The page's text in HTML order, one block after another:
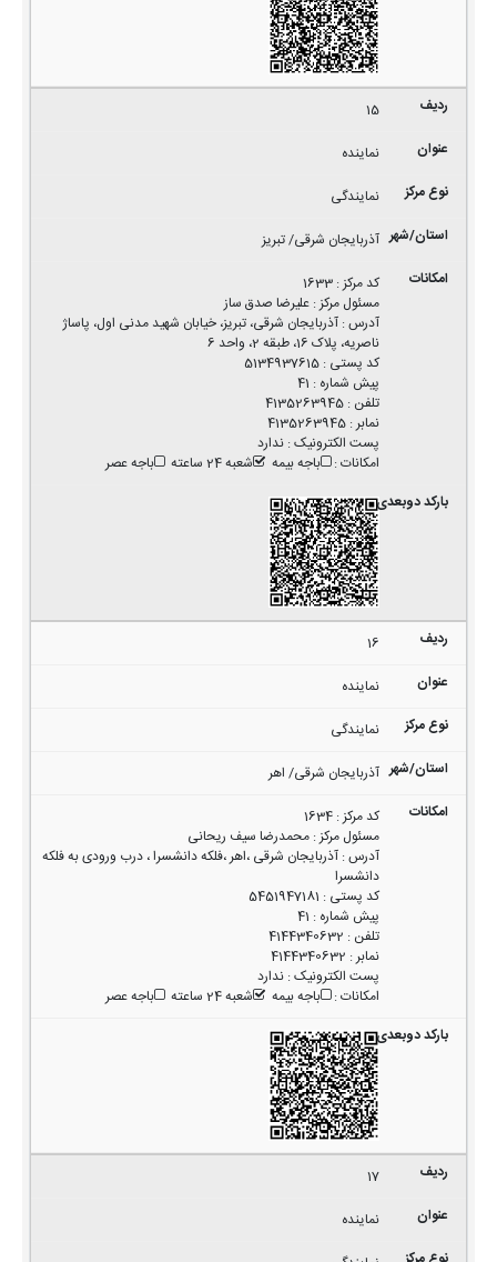
15
نماینده
نمایندگی
آذربایجان شرقی/ تبریز
کد مرکز:
1633
مسئول مرکز:علیرضا صدق ساز
آدرس:آذربایجان شرقی، تبریز، خیابان شهید مدنی اول، پاساژ
ناصریه، پلاک 16، طبقه 2، واحد 6
کد پستی :
5134937615
پیش شماره :
41
تلفن :
4135263945
نمابر:
4135263945
پست الکترونیک:ندارد
امکانات: باجه بیمه شعبه 24 ساعته باجه عصر
16
نماینده
نمایندگی
آذربایجان شرقی/ اهر
کد مرکز:
1634
مسئول مرکز:محمدرضا سیف ریحانی
آدرس:آذربایجان شرقی ،اهر ،فلکه دانشسرا ، درب ورودی به فلکه
دانشسرا
کد پستی :
5451947181
پیش شماره :
41
تلفن :
4144340632
نمابر:
4144340632
پست الکترونیک:ندارد
امکانات: باجه بیمه شعبه 24 ساعته باجه عصر
17
نماینده